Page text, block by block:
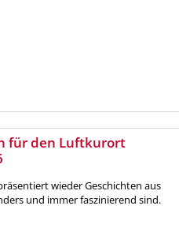
für den Luftkurort
wieder Geschichten aus
und immer faszinierend sind.